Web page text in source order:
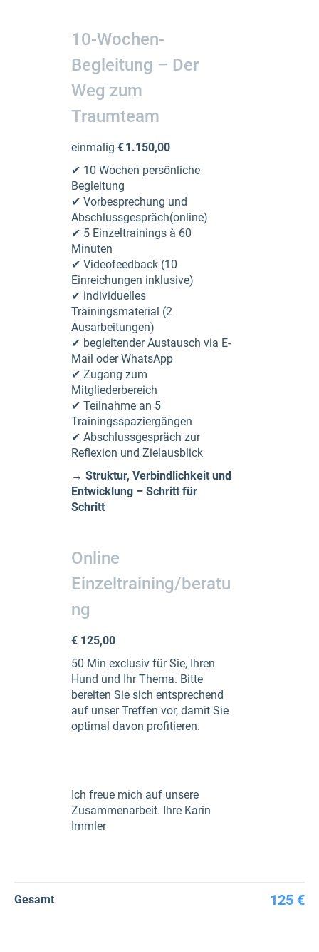
10-Wochen-
Begleitung – Der
Weg zum
Traumteam
einmalig € 1.150,00
✔ 10 Wochen persönliche
Begleitung
✔ Vorbesprechung und
Abschlussgespräch(online)
✔ 5 Einzeltrainings à 60
Minuten
✔ Videofeedback (10
Einreichungen inklusive)
✔ individuelles
Trainingsmaterial (2
Ausarbeitungen)
✔ begleitender Austausch via E-
Mail oder WhatsApp
✔ Zugang zum
Mitgliederbereich
✔ Teilnahme an 5
Trainingsspaziergängen
✔ Abschlussgespräch zur
Reflexion und Zielausblick
→ Struktur, Verbindlichkeit und
Entwicklung – Schritt für
Schritt
Online
Einzeltraining/beratu
ng
€ 125,00
50 Min exclusiv für Sie, Ihren
Hund und Ihr Thema. Bitte
bereiten Sie sich entsprechend
auf unser Treffen vor, damit Sie
optimal davon profitieren.
Ich freue mich auf unsere
Zusammenarbeit. Ihre Karin
Immler
Gesamt 125 €